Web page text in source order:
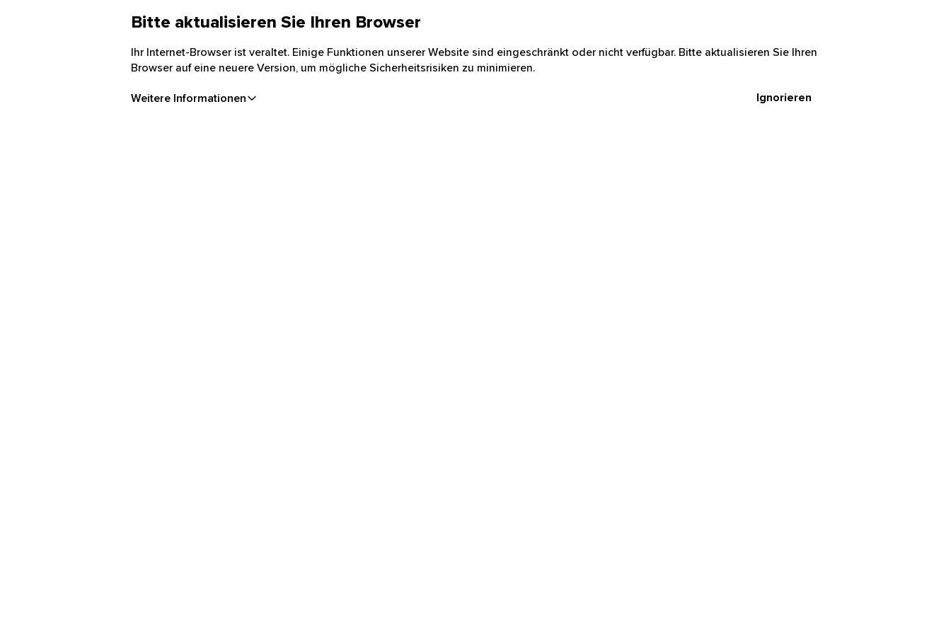
Bitte aktualisieren Sie Ihren Browser
Ihr Internet-Browser ist veraltet. Einige Funktionen unserer Website sind eingeschränkt oder nicht verfügbar. Bitte aktualisieren Sie Ihren
Browser auf eine neuere Version, um mögliche Sicherheitsrisiken zu minimieren.
Weitere Informationen Ignorieren